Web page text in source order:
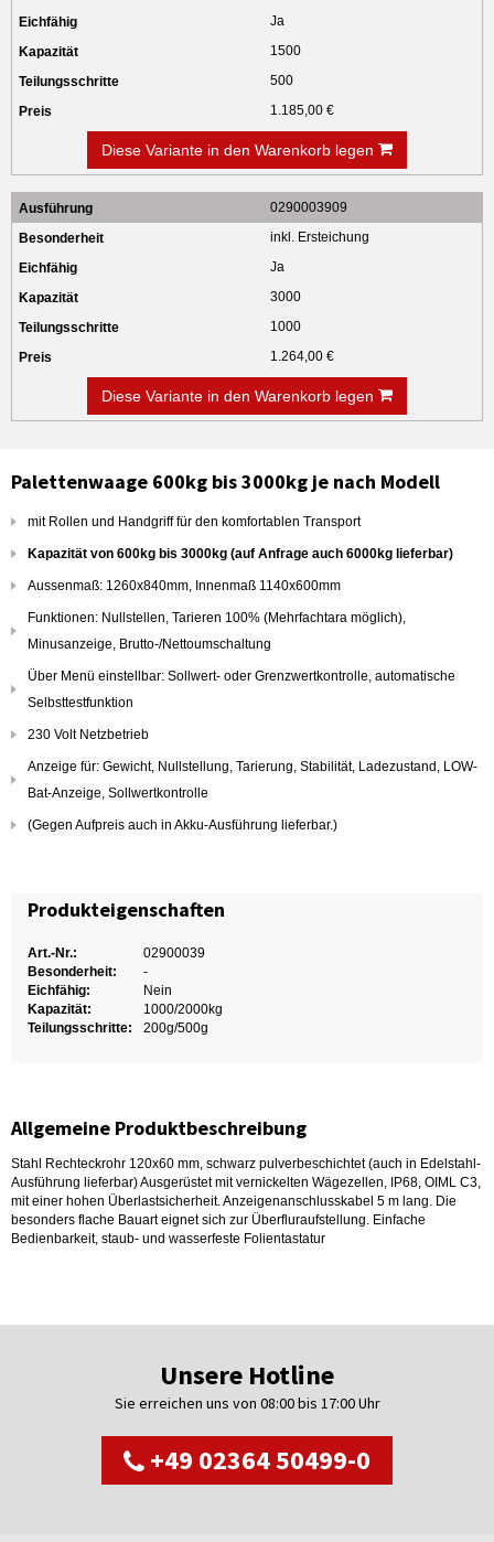
Ja
1500
500
1.185,00 €
Diese Variante in den Warenkorb legen
0290003909
inkl. Ersteichung
Ja
3000
1000
1.264,00 €
Diese Variante in den Warenkorb legen
Palettenwaage 600kg bis 3000kg je nach Modell
mit Rollen und Handgriff für den komfortablen Transport
Kapazität von 600kg bis 3000kg (auf Anfrage auch 6000kg lieferbar)
Aussenmaß: 1260x840mm, Innenmaß 1140x600mm
Funktionen: Nullstellen, Tarieren 100% (Mehrfachtara möglich),
Minusanzeige, Brutto-/Nettoumschaltung
Über Menü einstellbar: Sollwert- oder Grenzwertkontrolle, automatische
Selbsttestfunktion
230 Volt Netzbetrieb
Anzeige für: Gewicht, Nullstellung, Tarierung, Stabilität, Ladezustand, LOW-
Bat-Anzeige, Sollwertkontrolle
(Gegen Aufpreis auch in Akku-Ausführung lieferbar.)
Produkteigenschaften
Art.-Nr.:
02900039
Besonderheit:
-
Eichfähig:
Nein
Kapazität:
1000/2000kg
Teilungsschritte:
200g/500g
Allgemeine Produktbeschreibung
Stahl Rechteckrohr 120x60 mm, schwarz pulverbeschichtet (auch in Edelstahl-
Ausführung lieferbar) Ausgerüstet mit vernickelten Wägezellen, IP68, OIML C3,
mit einer hohen Überlastsicherheit. Anzeigenanschlusskabel 5 m lang. Die
besonders flache Bauart eignet sich zur Überfluraufstellung. Einfache
Bedienbarkeit, staub- und wasserfeste Folientastatur
Unsere Hotline
Sie erreichen uns von 08:00 bis 17:00 Uhr
+49 02364 50499-0